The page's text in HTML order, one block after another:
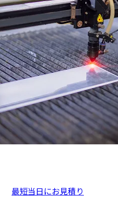
最短当日にお見積り